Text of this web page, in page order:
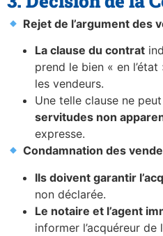
Rejet de l’argument des
La clause du contrat
prend le bien « en
les vendeurs.
Une telle clause ne
servitudes non
expresse.
Condamnation des
Ils doivent garantir
non déclarée.
Le notaire et l’agent
informer l’acquéreur de